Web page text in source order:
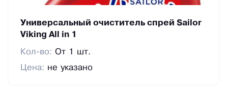
Универсальный очиститель спрей Sailor
Viking All in 1
Кол-во:От 1 шт.
Цена: не указано